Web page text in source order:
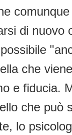
di nuovo
che
e fiducia.
che può
lo